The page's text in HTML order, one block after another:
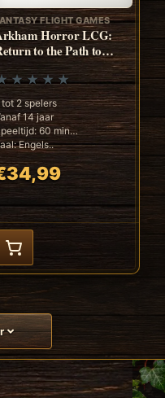
FLIGHT GAMES
Horror LCG:
to the Path to
(ENG)
tot 2 spelers
14 jaar
60 min
Engels..